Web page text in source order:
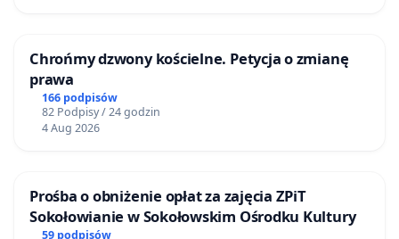
Chrońmy dzwony kościelne. Petycja o zmianę
prawa
166 podpisów
82 Podpisy / 24 godzin
4 Aug 2026
Prośba o obniżenie opłat za zajęcia ZPiT
Sokołowianie w Sokołowskim Ośrodku Kultury
59 podpisów